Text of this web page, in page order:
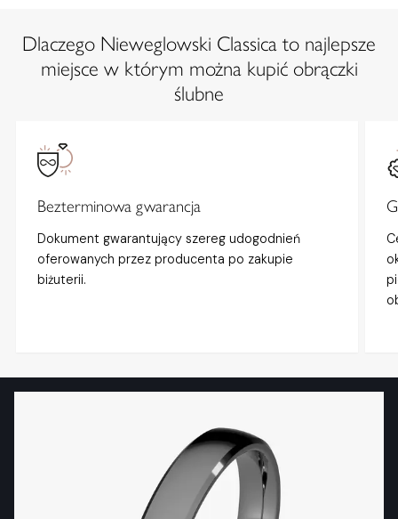
Dlaczego Nieweglowski Classica to najlepsze
miejsce w którym można kupić obrączki
ślubne
Bezterminowa gwarancja
Dokument gwarantujący szereg udogodnień
oferowanych przez producenta po zakupie
biżuterii.